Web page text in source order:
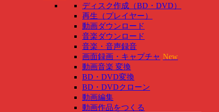
ディスク作成（BD・DVD）
再生（プレイヤー）
動画ダウンロード
音楽ダウンロード
音楽・音声録音
画面録画・キャプチャ New
動画音楽 変換
BD・DVD変換
BD・DVDクローン
動画編集
動画作品をつくる